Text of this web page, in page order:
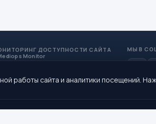
ДОСТУПНОСТИ САЙТА
Monitor
МЫ В
работы сайта и аналитики посещений.